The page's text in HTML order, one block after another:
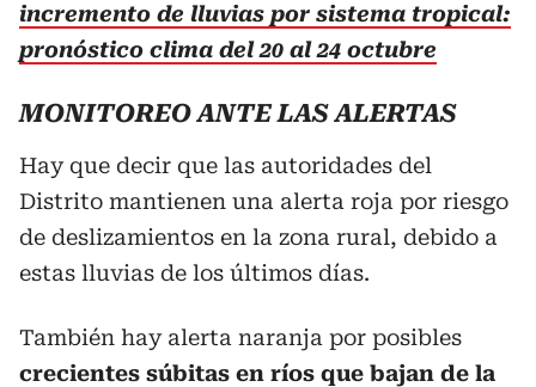
incremento de lluvias por sistema tropical:
pronóstico clima del 20 al 24 octubre
MONITOREO ANTE LAS ALERTAS
Hay que decir que las autoridades del
Distrito mantienen una alerta roja por riesgo
de deslizamientos en la zona rural, debido a
estas lluvias de los últimos días.
También hay alerta naranja por posibles
crecientes súbitas en ríos que bajan de la